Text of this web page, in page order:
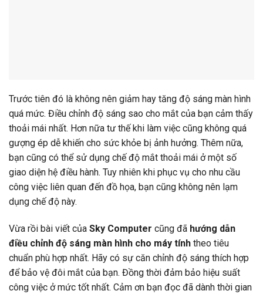
Trước tiên đó là không nên giảm hay tăng độ sáng màn hình
quá mức. Điều chỉnh độ sáng sao cho mắt của bạn cảm thấy
thoải mái nhất. Hơn nữa tư thế khi làm việc cũng không quá
gượng ép dễ khiến cho sức khỏe bị ảnh hưởng. Thêm nữa,
bạn cũng có thể sử dụng chế độ mắt thoải mái ở một số
giao diện hệ điều hành. Tuy nhiên khi phục vụ cho nhu cầu
công việc liên quan đến đồ họa, bạn cũng không nên lạm
dụng chế độ này.
Vừa rồi bài viết của Sky Computer cũng đã hướng dẫn
điều chỉnh độ sáng màn hình cho máy tính theo tiêu
chuẩn phù hợp nhất. Hãy có sự căn chỉnh độ sáng thích hợp
để bảo vệ đôi mắt của bạn. Đồng thời đảm bảo hiệu suất
công việc ở mức tốt nhất. Cảm ơn bạn đọc đã dành thời gian